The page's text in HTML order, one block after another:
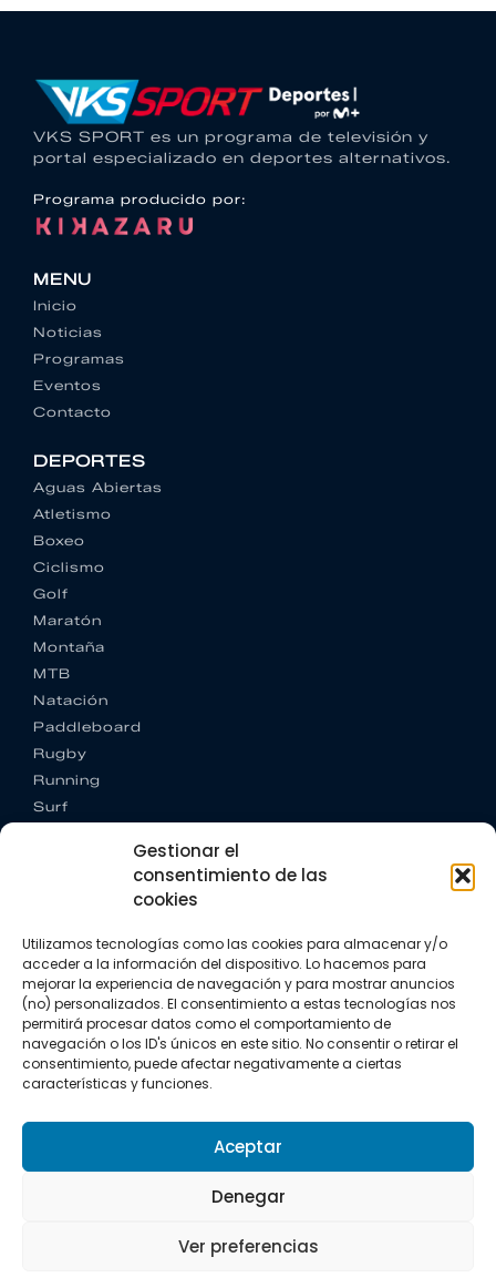
Gestionar el
consentimiento de las
cookies
Utilizamos tecnologías como las cookies para almacenar y/o
acceder a la información del dispositivo. Lo hacemos para
mejorar la experiencia de navegación y para mostrar anuncios
(no) personalizados. El consentimiento a estas tecnologías nos
permitirá procesar datos como el comportamiento de
navegación o los ID's únicos en este sitio. No consentir o retirar el
consentimiento, puede afectar negativamente a ciertas
características y funciones.
Aceptar
Denegar
Ver preferencias
VKS SPORT es un programa de televisión y
portal especializado en deportes alternativos.
Programa producido por:
MENU
Inicio
Noticias
Programas
Eventos
Contacto
DEPORTES
Aguas Abiertas
Atletismo
Boxeo
Ciclismo
Golf
Maratón
Montaña
MTB
Natación
Paddleboard
Rugby
Running
Surf
CONTACTO
+34 662 342 177
info@vkssport.com
SÍGUENOS
Política de privacidad
Política de cookies
Todos los derechos resevados.